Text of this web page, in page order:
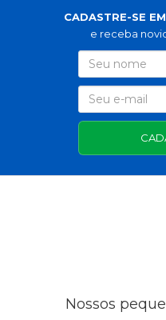
CADASTRE-SE
e receba
Nossos